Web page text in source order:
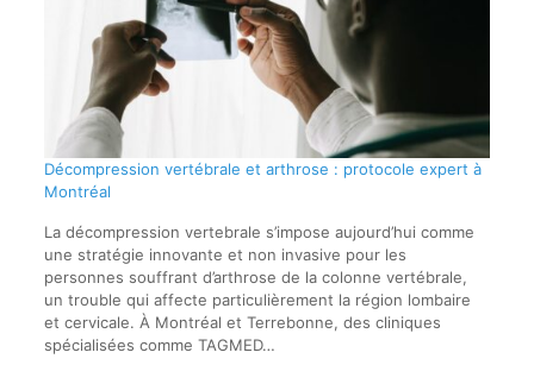
Décompression vertébrale et arthrose : protocole expert à
Montréal
La décompression vertebrale s’impose aujourd’hui comme
une stratégie innovante et non invasive pour les
personnes souffrant d’arthrose de la colonne vertébrale,
un trouble qui affecte particulièrement la région lombaire
et cervicale. À Montréal et Terrebonne, des cliniques
spécialisées comme TAGMED…